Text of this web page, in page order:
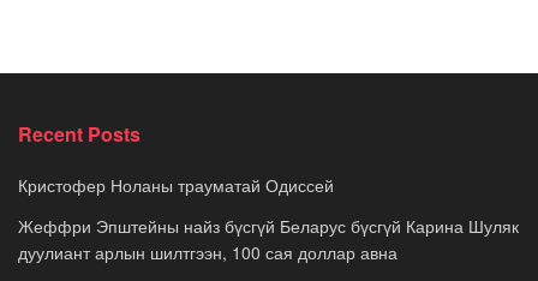
Recent Posts
Кристофер Ноланы трауматай Одиссей
Жеффри Эпштейны найз бүсгүй Беларус бүсгүй Карина Шуляк
дуулиант арлын шилтгээн, 100 сая доллар авна